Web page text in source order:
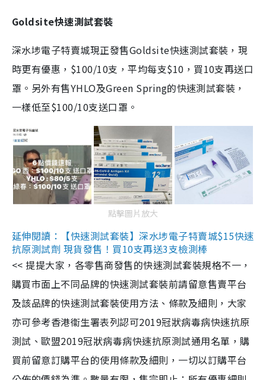
Goldsite快速測試套裝
深水埗電子特賣城現正發售Goldsite快速測試套裝，現
時更有優惠，$100/10支，平均每支$10，買10支再送口
罩。另外有售YHLO及Green Spring的快速測試套裝，
一樣低至$100/10支送口罩。
點擊圖片放大
延伸閱讀：【快速測試套裝】深水埗電子特賣城$15快速
抗原測試劑 現貨發售！買10支再送3支檢測棒
<< 提提大家，各零售商發售的快速測試套裝規格不一，
購買市面上不同品牌的快速測試套裝前請留意售賣平台
及該品牌的快速測試套裝使用方法、條款及細則，大家
亦可參考香港衞生署表列認可2019冠狀病毒病快速抗原
測試、歐盟2019冠狀病毒病快速抗原測試通用名單，購
買前留意訂購平台的使用條款及細則，一切以訂購平台